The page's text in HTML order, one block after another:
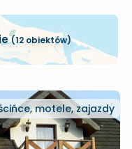
(12 obiektów)
motele, zajazdy